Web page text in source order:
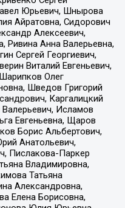
Юрьевич, Шнырова
Айратовна, Сидорович
Алексеевич,
Ривина Анна Валерьевна,
Сергей Георгиевич,
Виталий Евгеньевич,
Олег
Шведов Григорий
Каргалицкий
Исламов
Евгеньевна, Щаров
Борис Альбертович,
Анатольевич,
Пислакова-Паркер
Владимировна,
Татьяна
Александровна,
Елена Борисовна,